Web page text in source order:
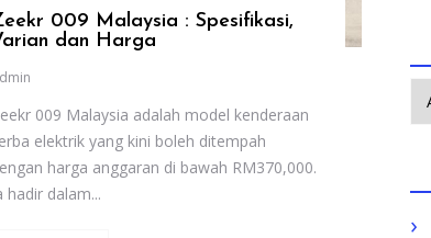
009 Malaysia : Spesifikasi,
dan Harga
009 Malaysia adalah model kenderaan
elektrik yang kini boleh ditempah
harga anggaran di bawah RM370,000.
hadir dalam...